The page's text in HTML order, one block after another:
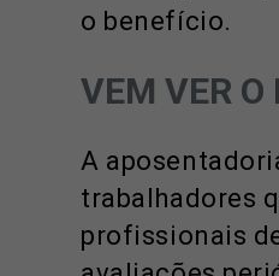
o benefício.
VEM VER O
A
trabalhadores
profissionais